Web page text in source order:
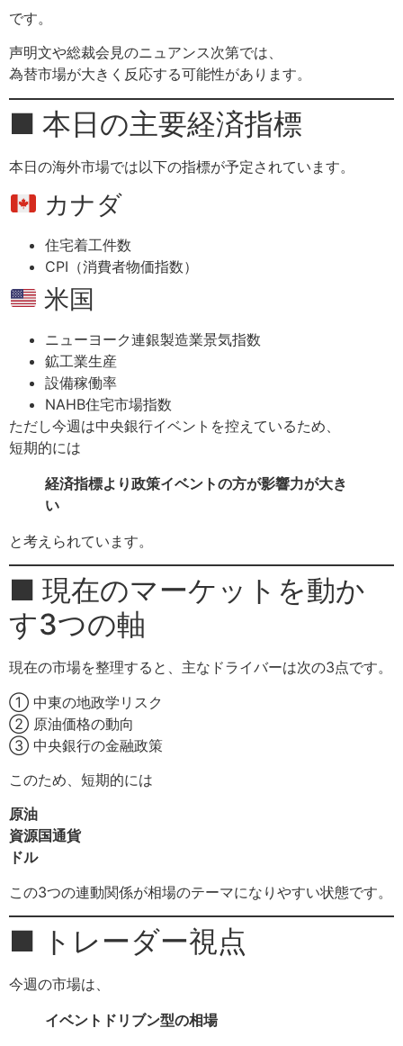
です。
声明文や総裁会見のニュアンス次第では、
為替市場が大きく反応する可能性があります。
■ 本日の主要経済指標
本日の海外市場では以下の指標が予定されています。
カナダ
住宅着工件数
CPI（消費者物価指数）
米国
ニューヨーク連銀製造業景気指数
鉱工業生産
設備稼働率
NAHB住宅市場指数
ただし今週は中央銀行イベントを控えているため、
短期的には
経済指標より政策イベントの方が影響力が大き
い
と考えられています。
■ 現在のマーケットを動か
す3つの軸
現在の市場を整理すると、主なドライバーは次の3点です。
① 中東の地政学リスク
② 原油価格の動向
③ 中央銀行の金融政策
このため、短期的には
原油
資源国通貨
ドル
この3つの連動関係が相場のテーマになりやすい状態です。
■ トレーダー視点
今週の市場は、
イベントドリブン型の相場